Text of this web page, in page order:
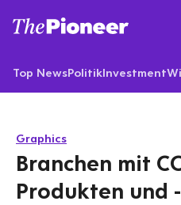
Top NewsPolitikInvestment
Graphics
Branchen mit
Produkten und